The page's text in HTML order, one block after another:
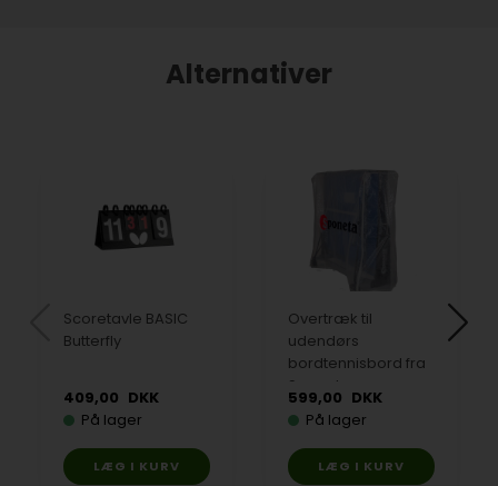
Alternativer
Scoretavle BASIC
Butterfly
409,00 DKK
På lager
Overtræk til
udendørs
bordtennisbord fra
Sponeta
599,00 DKK
På lager